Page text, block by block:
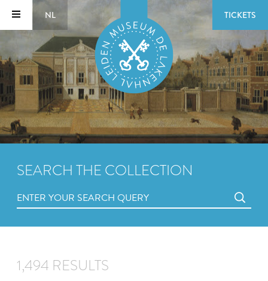
NL TICKETS
SEARCH THE COLLECTION
1,494 RESULTS